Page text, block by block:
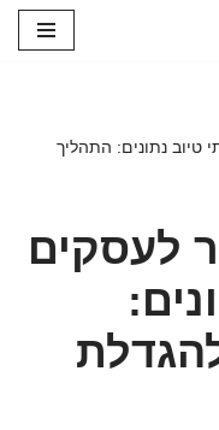
טיוב נתונים: התהליך
לעסקים